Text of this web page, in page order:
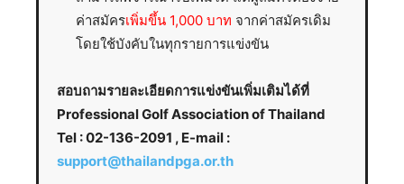
ค่าสมัครเพิ่มขึ้น 1,000 บาท จากค่าสมัครเดิม
โดยใช้บังคับในทุกรายการแข่งขัน
สอบถามรายละเอียดการแข่งขันเพิ่มเติมได้ที่
Professional Golf Association of Thailand
Tel : 02-136-2091 , E-mail :
support@thailandpga.or.th